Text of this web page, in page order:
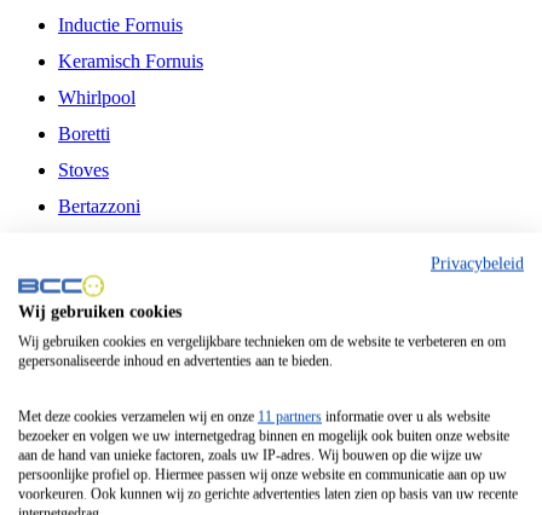
Inductie Fornuis
Keramisch Fornuis
Whirlpool
Boretti
Stoves
Bertazzoni
Fitelli
Airfryer
Frituurpan
Contactgrill
Broodbakmachine
Broodrooster
Privacybeleid
Wij gebruiken cookies
Wij gebruiken cookies en vergelijkbare technieken om de website te verbeteren en om
gepersonaliseerde inhoud en advertenties aan te bieden.
Met deze cookies verzamelen wij en onze 11 partners informatie over u als website
bezoeker en volgen we uw internetgedrag binnen en mogelijk ook buiten onze website
aan de hand van unieke factoren, zoals uw IP-adres. Wij bouwen op die wijze uw
persoonlijke profiel op. Hiermee passen wij onze website en communicatie aan op uw
voorkeuren. Ook kunnen wij zo gerichte advertenties laten zien op basis van uw recente